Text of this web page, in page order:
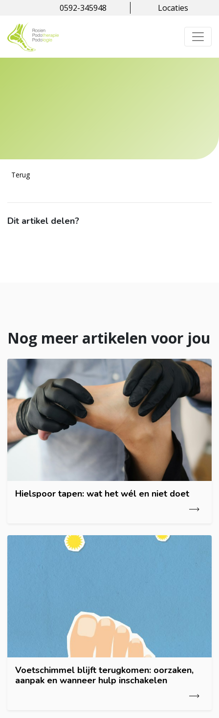
0592-345948 Locaties
Terug
Dit artikel delen?
Nog meer artikelen voor jou
Hielspoor tapen: wat het wél en niet doet
Voetschimmel blijft terugkomen: oorzaken,
aanpak en wanneer hulp inschakelen